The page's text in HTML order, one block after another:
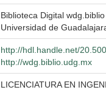
Biblioteca Digital wdg.biblio
Universidad de
http://hdl.handle.net/
http://wdg.biblio.udg.mx
LICENCIATURA EN